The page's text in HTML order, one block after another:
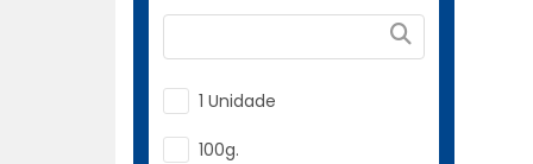
Vermelha
1 Unidade
100g.